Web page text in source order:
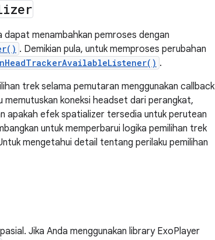
dapat menambahkan pemroses dengan
. Demikian pula, untuk memproses perubahan
.
trek selama pemutaran menggunakan callback
memutuskan koneksi headset dari perangkat,
apakah efek spatializer tersedia untuk perutean
untuk memperbarui logika pemilihan trek
mengetahui detail tentang perilaku pemilihan
Jika Anda menggunakan library ExoPlayer